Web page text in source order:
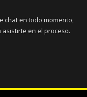
chat en todo momento,
en el proceso.